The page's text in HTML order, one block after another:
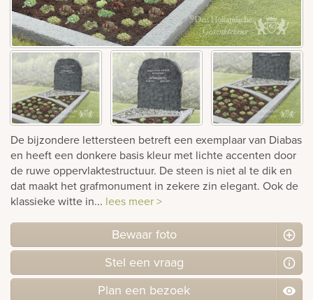
Bekijk
ook:
De bijzondere lettersteen betreft een exemplaar van Diabas
en heeft een donkere basis kleur met lichte accenten door
de ruwe oppervlaktestructuur. De steen is niet al te dik en
dat maakt het grafmonument in zekere zin elegant. Ook de
klassieke witte in... lees meer >
Bewaar foto
Stel een vraag
Plan een bezoek